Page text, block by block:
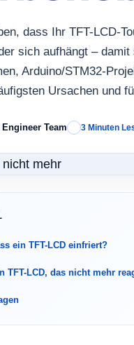
dass Ihr TFT-LCD-
sich aufhängt –
Arduino/STM32-
Ursachen und
Team 3 Minuten
ein TFT-LCD einfriert?
TFT-LCD, das nicht mehr